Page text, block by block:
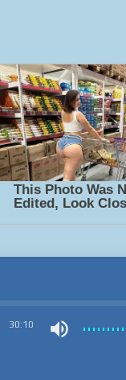
30:10